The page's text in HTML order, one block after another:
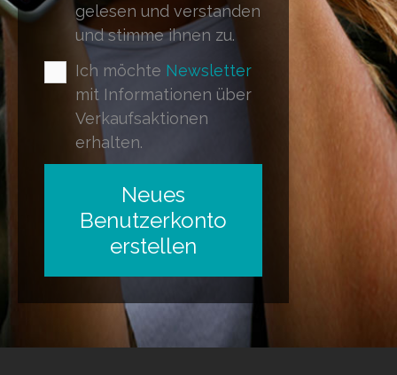
gelesen und verstanden
und stimme ihnen zu.
Ich möchte Newsletter
mit Informationen über
Verkaufsaktionen
erhalten.